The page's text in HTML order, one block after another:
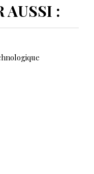
AUSSI :